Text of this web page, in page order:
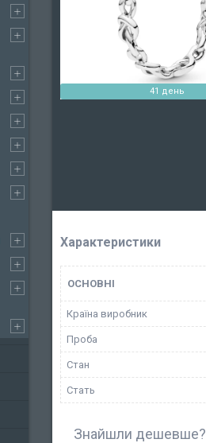
41 день
Характеристики
ОСНОВНІ
Країна виробник
Проба
Стан
Стать
Знайшли дешевше?